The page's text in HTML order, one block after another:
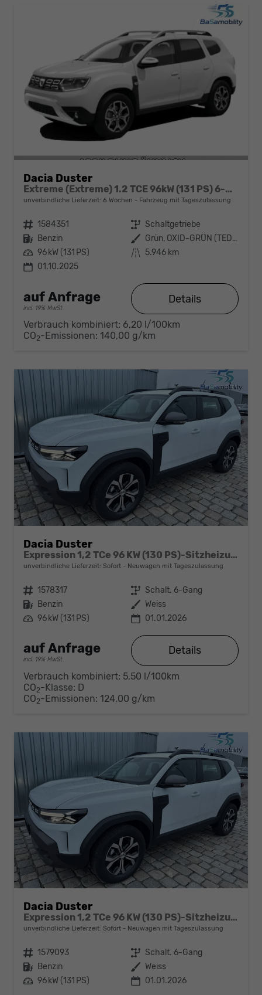
Dacia Duster
Extreme (Extreme) 1.2 TCE 96kW (131 PS) 6-Gang Schaltgetriebe
unverbindliche Lieferzeit: 6 Wochen Fahrzeug mit Tageszulassung
Fahrzeugnr. 1584351 Getriebe Schaltgetriebe
Kraftstoff Benzin Außenfarbe
Grün, OXID-GRÜN (TEDQK)
Leistung 96 kW (131 PS) Kilometerstand 5.946 km
01.10.2025
auf Anfrage
incl. 19% MwSt.
Details
Verbrauch kombiniert: 6,20 l/100km
CO2-Emissionen: 140,00 g/km
Dacia Duster
Expression 1,2 TCe 96 KW (130 PS)-Sitzheizung-Rückfahrkamera-AppleCarplay-Sofort
unverbindliche Lieferzeit: Sofort Neuwagen mit Tageszulassung
Fahrzeugnr. 1578317 Getriebe Schalt. 6-Gang
Kraftstoff Benzin Außenfarbe Weiss
Leistung 96 kW (131 PS) 01.01.2026
auf Anfrage
incl. 19% MwSt.
Details
Verbrauch kombiniert: 5,50 l/100km
CO2-Klasse: D
CO2-Emissionen: 124,00 g/km
Dacia Duster
Expression 1,2 TCe 96 KW (130 PS)-Sitzheizung-Rückfahrkamera-AppleCarplay-Sofort
unverbindliche Lieferzeit: Sofort Neuwagen mit Tageszulassung
Fahrzeugnr. 1579093 Getriebe Schalt. 6-Gang
Kraftstoff Benzin Außenfarbe Weiss
Leistung 96 kW (131 PS) 01.01.2026